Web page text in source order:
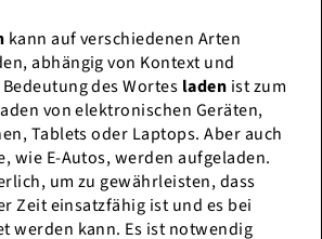
kann auf verschiedenen Arten
abhängig von Kontext und
des Wortes laden ist zum
von elektronischen Geräten,
Tablets oder Laptops. Aber auch
wie E-Autos, werden aufgeladen.
um zu gewährleisten, dass
Zeit einsatzfähig ist und es bei
werden kann. Es ist notwendig